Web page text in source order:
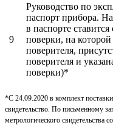
9
Руководство по
паспорт прибора.
в паспорте
поверки, на которой
поверителя,
поверителя и
поверки)*
*С 24.09.2020 в комплект
свидетельство. По письменному
метрологического свидетельства